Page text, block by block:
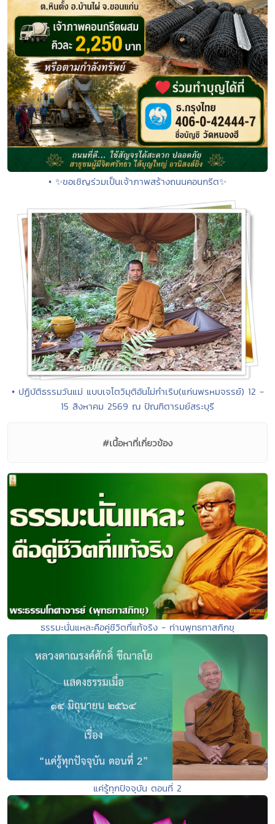
• ✨ขอเชิญร่วมเป็นเจ้าภาพสร้างถนนคอนกรีต✨
• ปฏิบัติธรรมวันแม่ แบบเจโตวิมุติอันไม่กำเริบ(แก่นพรหมจรรย์) 12 -
15 สิงหาคม 2569 ณ ปัณฑิตารมย์สระบุรี
#เนื้อหาที่เกี่ยวข้อง
ธรรมะนั่นแหละคือคู่ชีวิตที่แท้จริง - ท่านพุทธทาสภิกขุ
แค่รู้ทุกปัจจุบัน ตอนที่ 2